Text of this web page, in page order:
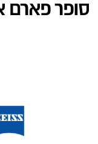
סופר פארם
Footer